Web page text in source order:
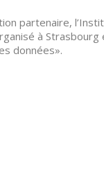
partenaire,
à
données».